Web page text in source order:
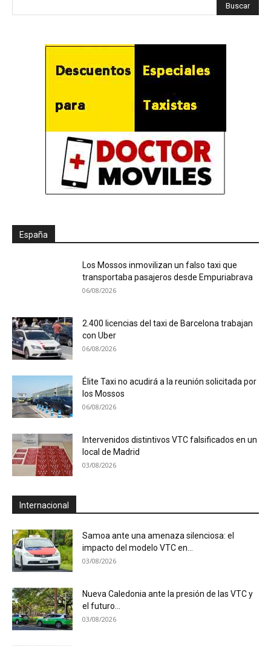
España
Los Mossos inmovilizan un falso taxi que
transportaba pasajeros desde Empuriabrava
06/08/2026
2.400 licencias del taxi de Barcelona trabajan
con Uber
06/08/2026
Élite Taxi no acudirá a la reunión solicitada por
los Mossos
06/08/2026
Intervenidos distintivos VTC falsificados en un
local de Madrid
03/08/2026
Internacional
Samoa ante una amenaza silenciosa: el
impacto del modelo VTC en...
03/08/2026
Nueva Caledonia ante la presión de las VTC y
el futuro...
03/08/2026